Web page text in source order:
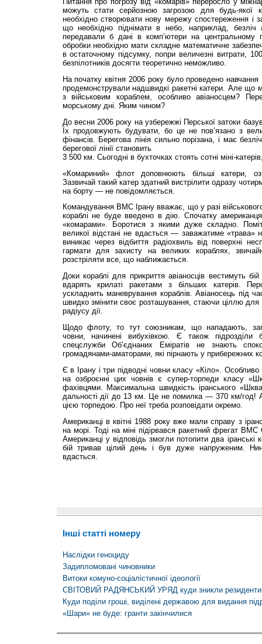
можуть стати серйозною загрозою для будь-якої
необхідно створювати нову мережу спостереження і
що необхідно піднімати в небо, наприклад, безліч
передавали б дані в комп’ютери на центральному
обробки необхідно мати складне математичне
в остаточному підсумку, попри величезні витрати,
безпілотників досягти теоретично неможливо.
На початку квітня 2006 року було проведено
продемонстрували надшвидкі ракетні катери. Але що
з військовим кораблем, особливо авіаносцем?
морському дні. Яким чином?
До весни 2006 року на узбережжі Перської затоки
Їх продовжують будувати, бо це не пов’язано з
фінансів. Берегова лінія сильно порізана, і має
берегової лінії становить
3 500 км. Сьогодні в бухточках стоять сотні міні-
«Комариний» флот доповнюють більші катери,
Зазвичай такий катер здатний вистрілити одразу
на борту — не повідомляється.
Командування ВМС Ірану вважає, що у разі військового
кораблі не буде введено в дію. Спочатку
«комарами». Боротися з якими дуже складно.
великої відстані не вдасться — заважатиме «трава»
виникає через відбиття радіохвиль від поверхні
гармати для захисту на великих кораблях,
розстріляти все, що наближається.
Доки кораблі для прикриття авіаносців вестимуть
вдарять крилаті ракетами з більших катерів.
ускладнить маневрування кораблів. Авіаносець під
швидко змінити своє розташування, стаючи ціллю для
радіусу дії.
Щодо флоту, то тут союзникам, що нападають,
човни, начинені вибухівкою. Є також підрозділи
спецслужби Об’єднаних Еміратів не знають
громадянами-аматорами, які пірнають у прибережних
Є в Ірану і три підводні човни класу «Кіло».
на озброєнні цих човнів є супер-торпеди класу
фахівцями. Максимальна швидкість іранського
дальності дії до 13 км. Це не помилка — 370 км/год!
цією торпедою. Про неї треба розповідати окремо.
Американці в квітні 1988 року вже мали справу з
на морі. Тоді на міні підірвався ракетний фрегат
Американці у відповідь змогли потопити два іранські
бій тривав цілий день і був дуже напруженим.
вдасться.
Інші статті номеру
Наслідки геноциду
Задипломовані чиновники
Витоки комуно-соціалістичної ідеології
СВІТОВИЙ РАДЯНСЬКИЙ УРЯД куди зникли
Куди поділи гроші, виділені державою для видання
«Шари» не буде: гранти закінчилися